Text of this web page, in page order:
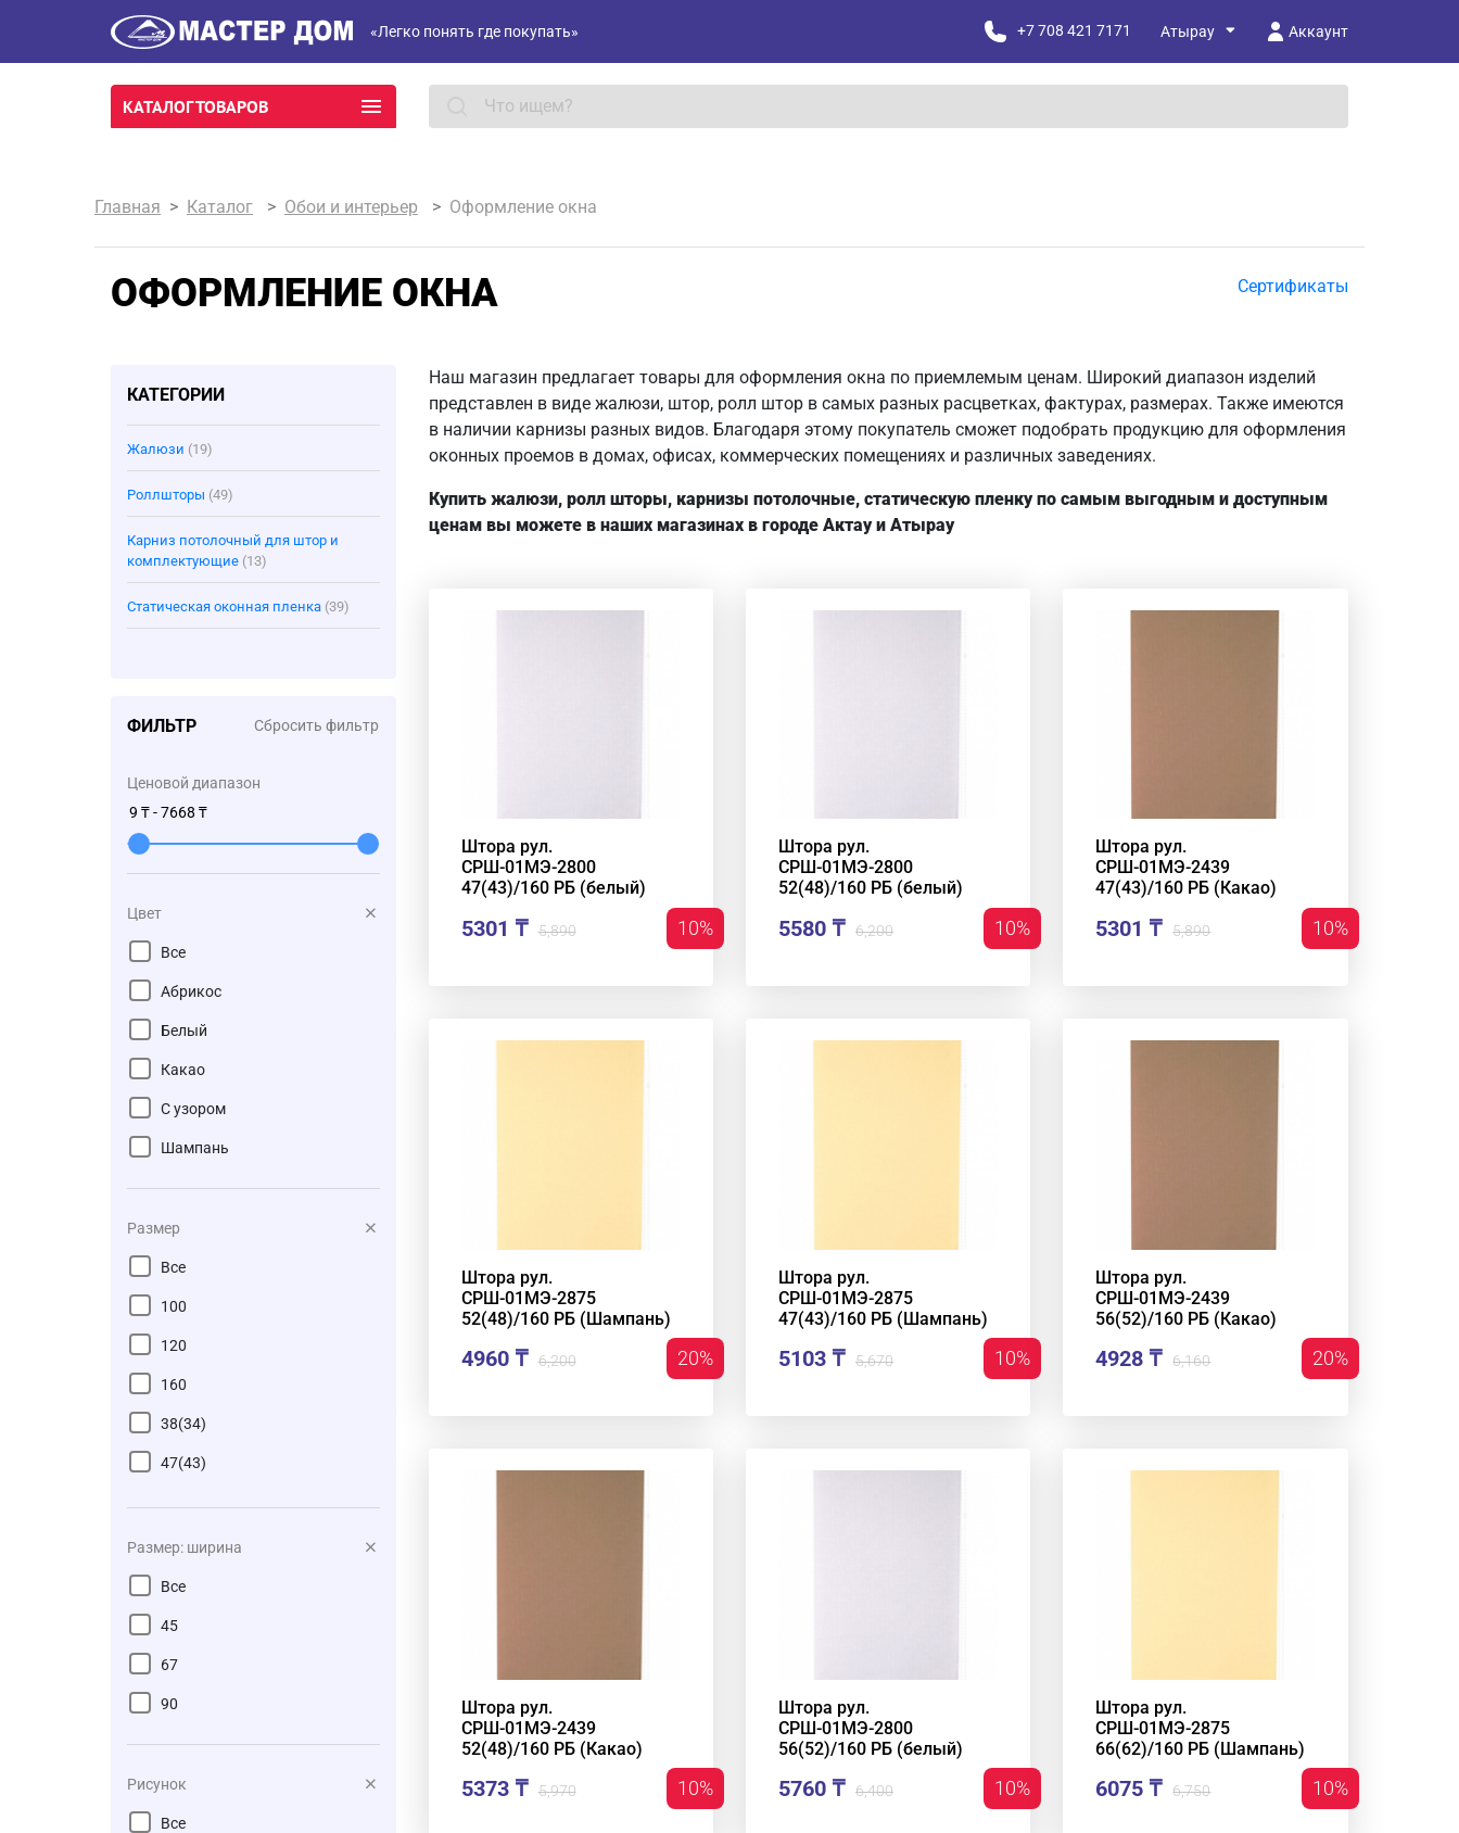
«Легко понять где покупать» +7 708 421 7171 Аккаунт
КАТАЛОГ ТОВАРОВ
Главная Каталог Обои и интерьер Оформление окна
ОФОРМЛЕНИЕ ОКНА Сертификаты
КАТЕГОРИИ
Жалюзи (19)
Роллшторы (49)
Карниз потолочный для штор и
комплектующие (13)
Статическая оконная пленка (39)
ФИЛЬТР Сбросить фильтр
Ценовой диапазон
Цвет
Все
Абрикос
Белый
Какао
С узором
Шампань
Размер
Все
100
120
160
38(34)
47(43)
56(52)
61(57)
66(62)
72(68)
77(73)
Размер: ширина
Все
45
67
90
Рисунок
Все
Наш магазин предлагает товары для оформления окна по приемлемым ценам. Широкий диапазон изделий
представлен в виде жалюзи, штор, ролл штор в самых разных расцветках, фактурах, размерах. Также имеются
в наличии карнизы разных видов. Благодаря этому покупатель сможет подобрать продукцию для оформления
оконных проемов в домах, офисах, коммерческих помещениях и различных заведениях.
Купить жалюзи, ролл шторы, карнизы потолочные, статическую пленку по самым выгодным и доступным
ценам вы можете в наших магазинах в городе Актау и Атырау
Штора рул.
СРШ-01МЭ-2800
47(43)/160 РБ (белый)
5301 ₸ 5,890 10%
Штора рул.
СРШ-01МЭ-2800
52(48)/160 РБ (белый)
5580 ₸ 6,200 10%
Штора рул.
СРШ-01МЭ-2439
47(43)/160 РБ (Какао)
5301 ₸ 5,890 10%
Штора рул.
СРШ-01МЭ-2875
52(48)/160 РБ (Шампань)
4960 ₸ 6,200 20%
Штора рул.
СРШ-01МЭ-2875
47(43)/160 РБ (Шампань)
5103 ₸ 5,670 10%
Штора рул.
СРШ-01МЭ-2439
56(52)/160 РБ (Какао)
4928 ₸ 6,160 20%
Штора рул.
СРШ-01МЭ-2439
52(48)/160 РБ (Какао)
5373 ₸ 5,970 10%
Штора рул.
СРШ-01МЭ-2800
56(52)/160 РБ (белый)
5760 ₸ 6,400 10%
Штора рул.
СРШ-01МЭ-2875
66(62)/160 РБ (Шампань)
6075 ₸ 6,750 10%